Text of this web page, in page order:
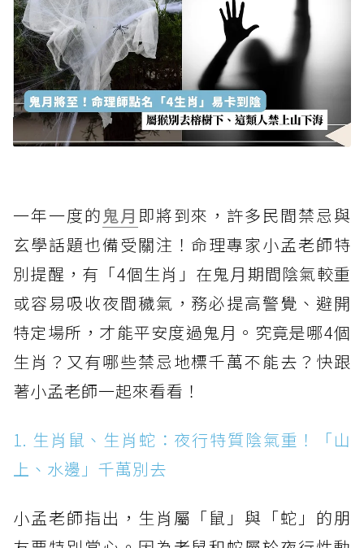
一年一度的 鬼月 即將到來，許多民間禁忌與
玄學話題也備受關注！命理專家小孟老師特
別提醒，有「4個生肖」在鬼月期間陰氣較重
或容易吸收夜間穢氣，務必提高警覺、避開
特定場所，才能平安度過鬼月。究竟是哪4個
生肖？又有哪些禁忌地標千萬不能去？快跟
著小孟老師一起來看看！
1. 生肖鼠、生肖蛇：夜行特質陰氣重！「山
上、水邊」千萬別去
小孟老師指出，生肖屬「鼠」與「蛇」的朋